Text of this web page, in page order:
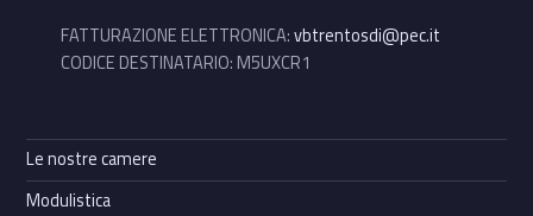
FATTURAZIONE ELETTRONICA:vbtrentosdi@pec.it
CODICE DESTINATARIO: M5UXCR1
Le nostre camere
Modulistica